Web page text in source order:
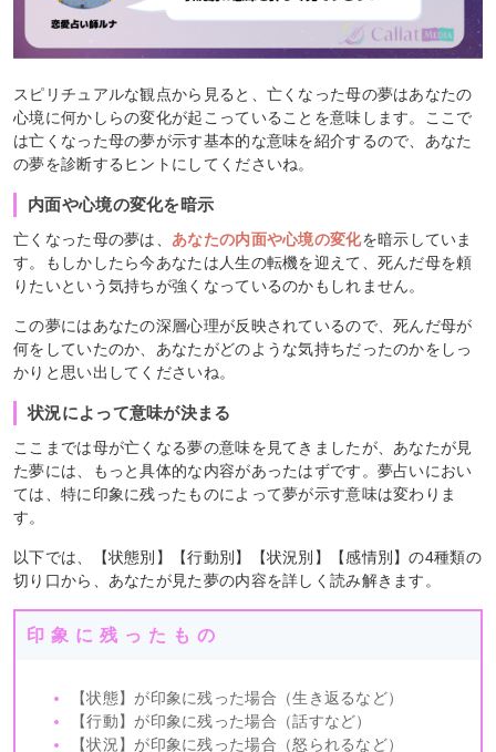
スピリチュアルな観点から見ると、亡くなった母の夢はあなたの
心境に何かしらの変化が起こっていることを意味します。ここで
は亡くなった母の夢が示す基本的な意味を紹介するので、あなた
の夢を診断するヒントにしてくださいね。
内面や心境の変化を暗示
亡くなった母の夢は、あなたの内面や心境の変化を暗示していま
す。もしかしたら今あなたは人生の転機を迎えて、死んだ母を頼
りたいという気持ちが強くなっているのかもしれません。
この夢にはあなたの深層心理が反映されているので、死んだ母が
何をしていたのか、あなたがどのような気持ちだったのかをしっ
かりと思い出してくださいね。
状況によって意味が決まる
ここまでは母が亡くなる夢の意味を見てきましたが、あなたが見
た夢には、もっと具体的な内容があったはずです。夢占いにおい
ては、特に印象に残ったものによって夢が示す意味は変わりま
す。
以下では、【状態別】【行動別】【状況別】【感情別】の4種類の
切り口から、あなたが見た夢の内容を詳しく読み解きます。
印象に残ったもの
【状態】が印象に残った場合（生き返るなど）
【行動】が印象に残った場合（話すなど）
【状況】が印象に残った場合（怒られるなど）